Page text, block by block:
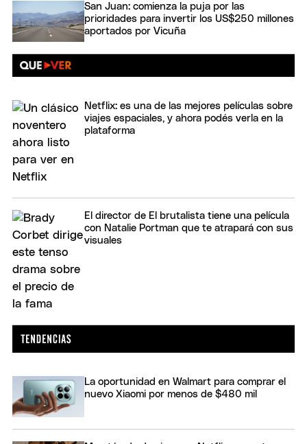
San Juan: comienza la puja por las
prioridades para invertir los US$250 millones
aportados por Vicuña
Netflix: es una de las mejores películas sobre
viajes espaciales, y ahora podés verla en la
plataforma
El director de El brutalista tiene una película
con Natalie Portman que te atrapará con sus
visuales
La oportunidad en Walmart para comprar el
nuevo Xiaomi por menos de $480 mil